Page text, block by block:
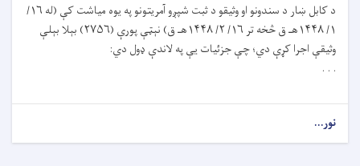
د کابل ښار د سندونو او وثيقو د ثبت شپږو آمريتونو په يوه مياشت کې (له ۱۶/
۱/ ۱۴۴۸هـ ق څخه تر ۱۶/ ۲/ ۱۴۴۸هـ ق) نېټې پورې (۲۷۵۶) بېلا بېلې
وثيقې اجرا کړې دي؛ چې جزئيات يې په لاندې ډول دي:
. . .
نور...